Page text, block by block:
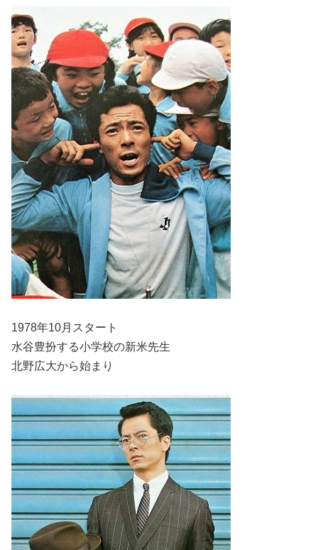
1978年10月スタート
水谷豊扮する小学校の新米先生
北野広大から始まり